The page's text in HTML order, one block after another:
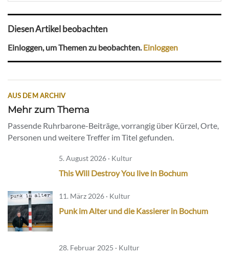
Diesen Artikel beobachten
Einloggen, um Themen zu beobachten. Einloggen
AUS DEM ARCHIV
Mehr zum Thema
Passende Ruhrbarone-Beiträge, vorrangig über Kürzel, Orte,
Personen und weitere Treffer im Titel gefunden.
5. August 2026 · Kultur
This Will Destroy You live in Bochum
11. März 2026 · Kultur
Punk im Alter und die Kassierer in Bochum
28. Februar 2025 · Kultur